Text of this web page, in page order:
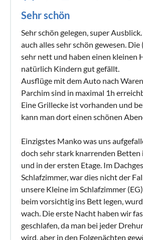
Sehr schön
Sehr schön gelegen, super
auch alles sehr schön gewesen.
sehr nett und haben einen kleinen
natürlich Kindern gut gefällt.
Ausflüge mit dem Auto nach
Parchim sind in maximal 1h
Eine Grillecke ist vorhanden und
kann man dort einen schönen
Einzigstes Manko was uns
doch sehr stark knarrenden Betten
und in der ersten Etage. Im
Schlafzimmer, war dies nicht der
unsere Kleine im Schlafzimmer
beim vorsichtig ins Bett legen,
wach. Die erste Nacht haben wir
geschlafen, da man bei jeder
wird, aber in den Folgenächten